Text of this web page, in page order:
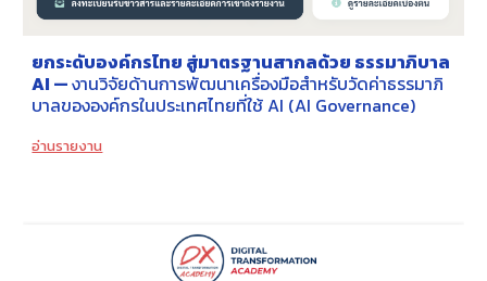
ยกระดับองค์กรไทย สู่มาตรฐานสากลด้วย ธรรมาภิบาล
AI —งานวิจัยด้านการพัฒนาเครื่องมือสำหรับวัดค่าธรรมาภิ
บาลขององค์กรในประเทศไทยที่ใช้ AI (AI Governance)
อ่านรายงาน